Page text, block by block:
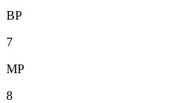
BP
7
MP
8